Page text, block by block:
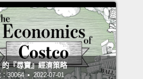
啦。這妳在淘寶買的盜版貨
cake! Lies you tell. I can tell
of this, honey. This gonna
White chocolate on top!
『尋寶』經濟策略
30064 • 2022-07-01